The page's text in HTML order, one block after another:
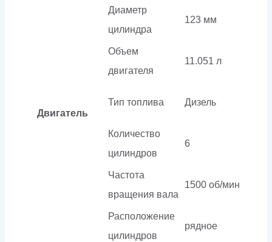
Двигатель
Диаметр
цилиндра
123 мм
Объем
двигателя
11.051 л
Тип топлива Дизель
Количество
цилиндров
6
Частота
вращения вала
1500 об/мин
Расположение
цилиндров
рядное